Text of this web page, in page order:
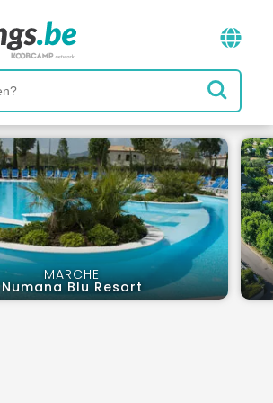
MARCHE
Numana Blu Resort